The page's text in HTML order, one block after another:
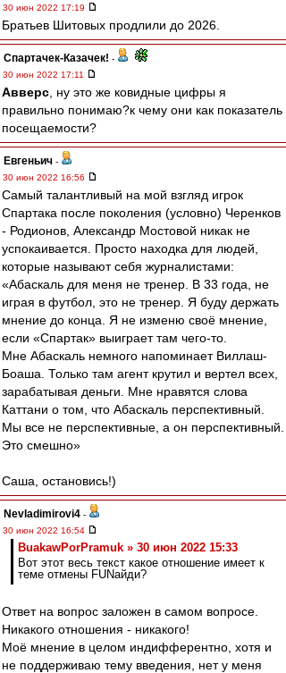
30 июн 2022 17:19
Братьев Шитовых продлили до 2026.
Спартачек-Казачек! -
30 июн 2022 17:11
Авверс , ну это же ковидные цифры я
правильно понимаю?к чему они как показатель
посещаемости?
Евгеньич -
30 июн 2022 16:56
Самый талантливый на мой взгляд игрок
Спартака после поколения (условно) Черенков
- Родионов, Александр Мостовой никак не
успокаивается. Просто находка для людей,
которые называют себя журналистами:
«Абаскаль для меня не тренер. В 33 года, не
играя в футбол, это не тренер. Я буду держать
мнение до конца. Я не изменю своё мнение,
если «Спартак» выиграет там чего-то.
Мне Абаскаль немного напоминает Виллаш-
Боаша. Только там агент крутил и вертел всех,
зарабатывая деньги. Мне нравятся слова
Каттани о том, что Абаскаль перспективный.
Мы все не перспективные, а он перспективный.
Это смешно»
Саша, остановись!)
Nevladimirovi4 -
30 июн 2022 16:54
BuakawPorPramuk » 30 июн 2022 15:33
Вот этот весь текст какое отношение имеет к
теме отмены FUNайди?
Ответ на вопрос заложен в самом вопросе.
Никакого отношения - никакого!
Моё мнение в целом индифферентно, хотя и
не поддерживаю тему введения, нет у меня